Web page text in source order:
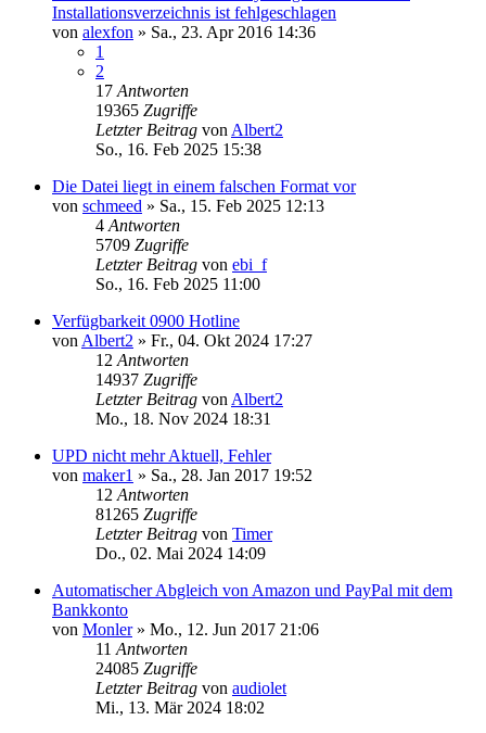
Installationsverzeichnis ist fehlgeschlagen
von alexfon » Sa., 23. Apr 2016 14:36
1
2
17 Antworten
19365 Zugriffe
Letzter Beitrag von Albert2
So., 16. Feb 2025 15:38
Die Datei liegt in einem falschen Format vor
von schmeed » Sa., 15. Feb 2025 12:13
4 Antworten
5709 Zugriffe
Letzter Beitrag von ebi_f
So., 16. Feb 2025 11:00
Verfügbarkeit 0900 Hotline
von Albert2 » Fr., 04. Okt 2024 17:27
12 Antworten
14937 Zugriffe
Letzter Beitrag von Albert2
Mo., 18. Nov 2024 18:31
UPD nicht mehr Aktuell, Fehler
von maker1 » Sa., 28. Jan 2017 19:52
12 Antworten
81265 Zugriffe
Letzter Beitrag von Timer
Do., 02. Mai 2024 14:09
Automatischer Abgleich von Amazon und PayPal mit dem
Bankkonto
von Monler» Mo., 12. Jun 2017 21:06
11 Antworten
24085 Zugriffe
Letzter Beitrag von audiolet
Mi., 13. Mär 2024 18:02